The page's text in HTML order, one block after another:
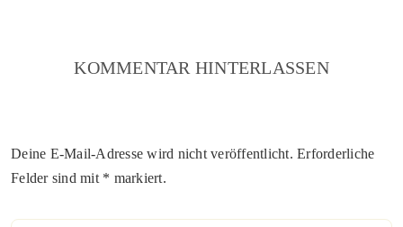
KOMMENTAR HINTERLASSEN
Deine E-Mail-Adresse wird nicht veröffentlicht. Erforderliche
Felder sind mit * markiert.